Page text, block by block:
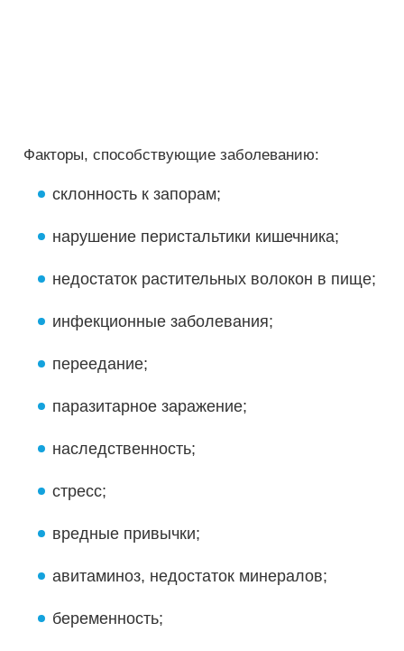
Факторы, способствующие заболеванию:
склонность к запорам;
нарушение перистальтики кишечника;
недостаток растительных волокон в пище;
инфекционные заболевания;
переедание;
паразитарное заражение;
наследственность;
стресс;
вредные привычки;
авитаминоз, недостаток минералов;
беременность;